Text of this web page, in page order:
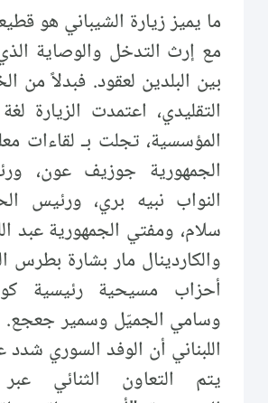
ما يميز زيارة الشيباني هو
مع إرث التدخل والوصاية
بين البلدين لعقود. فبدلاً من
التقليدي، اعتمدت الزيارة
المؤسسية، تجلت بـ لقاءات
الجمهورية جوزيف عون،
النواب نبيه بري، ورئيس
سلام، ومفتي الجمهورية عبد
والكاردينال مار بشارة بطرس
أحزاب مسيحية رئيسية
وسامي الجميّل وسمير جعجع.
اللبناني أن الوفد السوري
يتم التعاون الثنائي